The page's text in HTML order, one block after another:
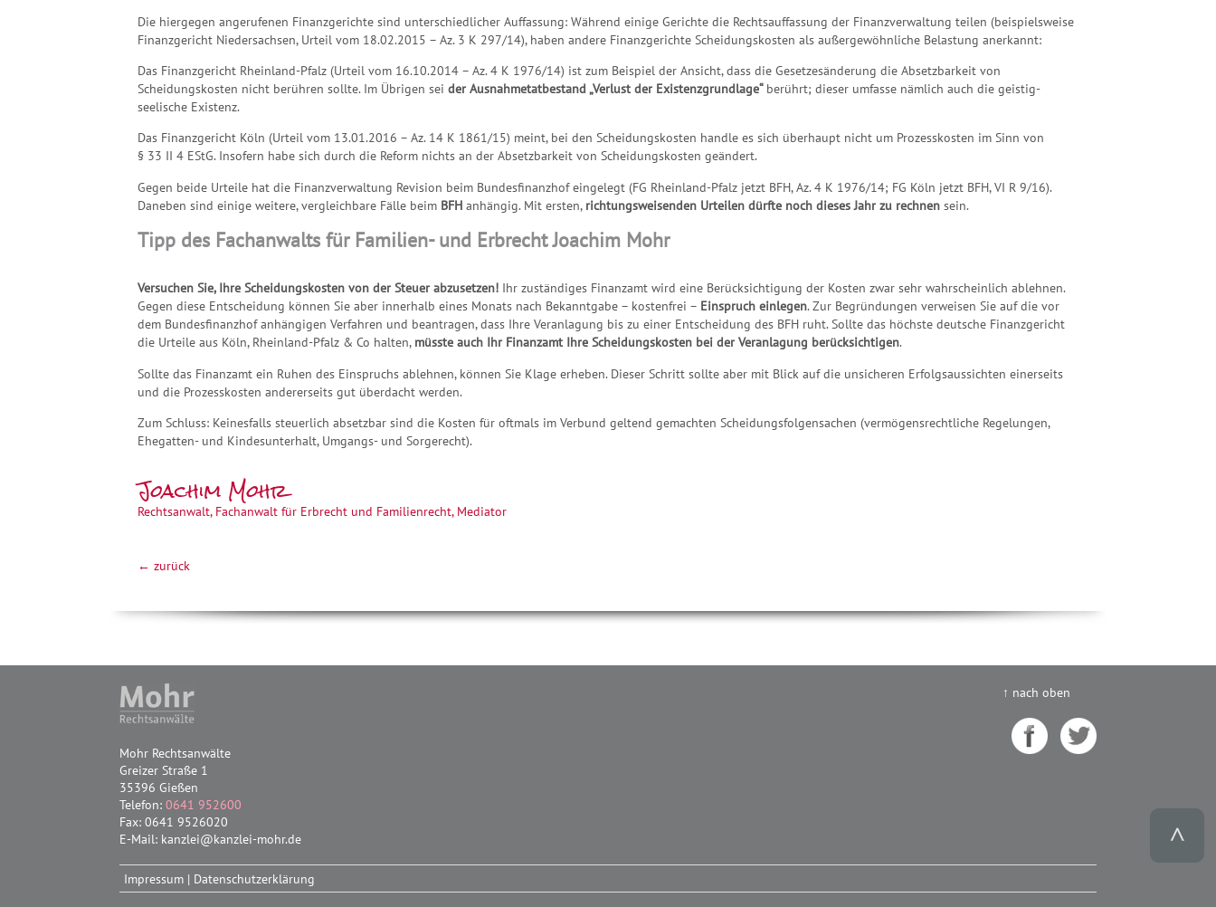
Die hiergegen angerufenen Finanzgerichte sind unterschiedlicher Auffassung: Während einige Gerichte die Rechtsauffassung der Finanzverwaltung teilen (beispielsweise
Finanzgericht Niedersachsen, Urteil vom 18.02.2015 – Az. 3 K 297/14), haben andere Finanzgerichte Scheidungskosten als außergewöhnliche Belastung anerkannt:
Das Finanzgericht Rheinland-Pfalz (Urteil vom 16.10.2014 – Az. 4 K 1976/14) ist zum Beispiel der Ansicht, dass die Gesetzesänderung die Absetzbarkeit von
Scheidungskosten nicht berühren sollte. Im Übrigen sei der Ausnahmetatbestand „Verlust der Existenzgrundlage“ berührt; dieser umfasse nämlich auch die geistig-
seelische Existenz.
Das Finanzgericht Köln (Urteil vom 13.01.2016 – Az. 14 K 1861/15) meint, bei den Scheidungskosten handle es sich überhaupt nicht um Prozesskosten im Sinn von
§ 33 II 4 EStG. Insofern habe sich durch die Reform nichts an der Absetzbarkeit von Scheidungskosten geändert.
Gegen beide Urteile hat die Finanzverwaltung Revision beim Bundesfinanzhof eingelegt (FG Rheinland-Pfalz jetzt BFH, Az. 4 K 1976/14; FG Köln jetzt BFH, VI R 9/16).
Daneben sind einige weitere, vergleichbare Fälle beim BFH anhängig. Mit ersten, richtungsweisenden Urteilen dürfte noch dieses Jahr zu rechnen sein.
Tipp des Fachanwalts für Familien- und Erbrecht Joachim Mohr
Versuchen Sie, Ihre Scheidungskosten von der Steuer abzusetzen! Ihr zuständiges Finanzamt wird eine Berücksichtigung der Kosten zwar sehr wahrscheinlich ablehnen.
Gegen diese Entscheidung können Sie aber innerhalb eines Monats nach Bekanntgabe – kostenfrei – Einspruch einlegen. Zur Begründungen verweisen Sie auf die vor
dem Bundesfinanzhof anhängigen Verfahren und beantragen, dass Ihre Veranlagung bis zu einer Entscheidung des BFH ruht. Sollte das höchste deutsche Finanzgericht
die Urteile aus Köln, Rheinland-Pfalz & Co halten, müsste auch Ihr Finanzamt Ihre Scheidungskosten bei der Veranlagung berücksichtigen.
Sollte das Finanzamt ein Ruhen des Einspruchs ablehnen, können Sie Klage erheben. Dieser Schritt sollte aber mit Blick auf die unsicheren Erfolgsaussichten einerseits
und die Prozesskosten andererseits gut überdacht werden.
Zum Schluss: Keinesfalls steuerlich absetzbar sind die Kosten für oftmals im Verbund geltend gemachten Scheidungsfolgensachen (vermögensrechtliche Regelungen,
Ehegatten- und Kindesunterhalt, Umgangs- und Sorgerecht).
Joachim Mohr
Rechtsanwalt, Fachanwalt für Erbrecht und Familienrecht, Mediator
← zurück
↑ nach oben
Mohr Rechtsanwälte
Greizer Straße 1
35396 Gießen
Telefon: 0641 952600
Fax: 0641 9526020
E-Mail: kanzlei@kanzlei-mohr.de
Impressum | Datenschutzerklärung